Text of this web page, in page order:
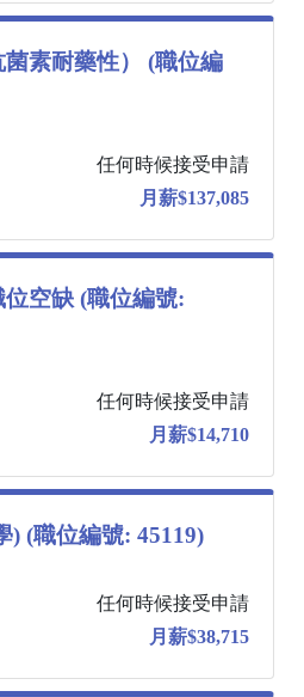
素耐藥性） (職位編
任何時候接受申請
月薪$137,085
空缺 (職位編號:
任何時候接受申請
月薪$14,710
) (職位編號: 45119)
任何時候接受申請
月薪$38,715